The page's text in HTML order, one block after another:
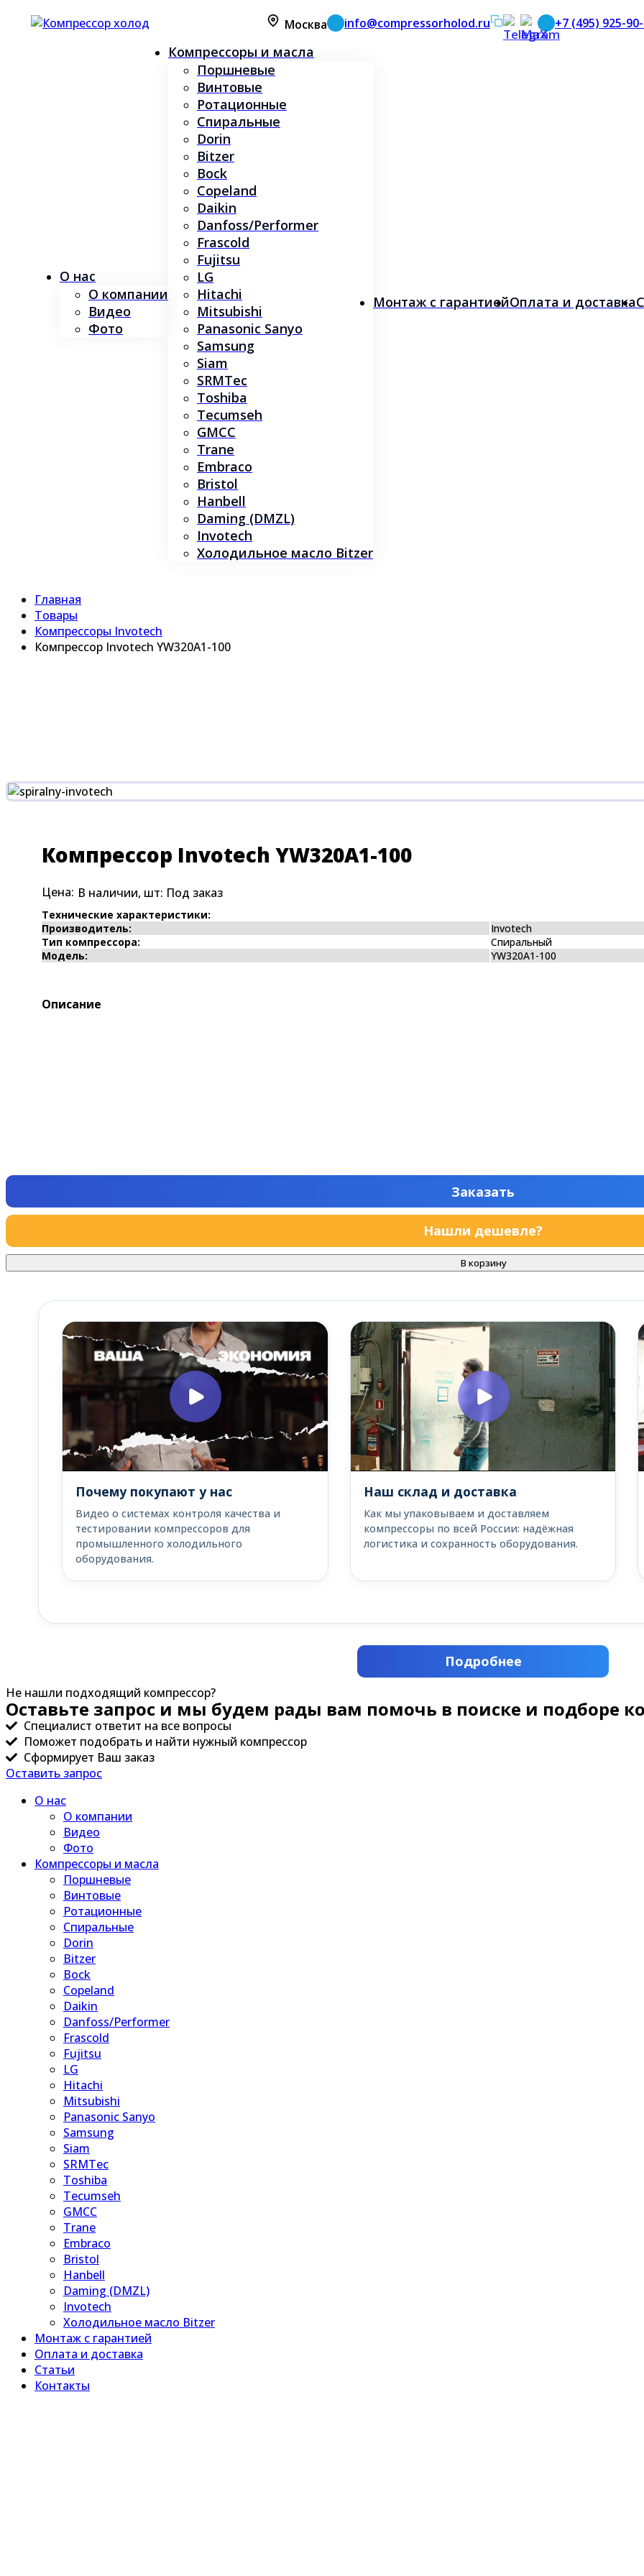
Москва info@compressorholod.ru +7 (495) 925-
О нас
О компании
Видео
Фото
Компрессоры и масла
Поршневые
Винтовые
Ротационные
Спиральные
Dorin
Bitzer
Bock
Copeland
Daikin
Danfoss/Performer
Frascold
Fujitsu
LG
Hitachi
Mitsubishi
Panasonic Sanyo
Samsung
Siam
SRMTec
Toshiba
Tecumseh
GMCC
Trane
Embraco
Bristol
Hanbell
Daming (DMZL)
Invotech
Холодильное масло Bitzer
Монтаж с гарантиейОплата и доставка
Главная
Товары
Компрессоры Invotech
Компрессор Invotech YW320A1-100
Компрессор Invotech YW320A1-100
Цена: В наличии, шт: Под заказ
Технические характеристики:
Производитель:
Invotech
Тип компрессора:
Спиральный
Модель:
YW320A1-100
Описание
Заказать
Нашли дешевле?
В корзину
Почему покупают у нас
Видео о системах контроля качества и
тестировании компрессоров для
промышленного холодильного
оборудования.
Наш склад и доставка
Как мы упаковываем и доставляем
компрессоры по всей России: надёжная
логистика и сохранность оборудования.
Подробнее
Не нашли подходящий компрессор?
Оставьте запрос и мы будем рады вам помочь в поиске и подборе
Специалист ответит на все вопросы
Поможет подобрать и найти нужный компрессор
Сформирует Ваш заказ
Оставить запрос
О нас
О компании
Видео
Фото
Компрессоры и масла
Поршневые
Винтовые
Ротационные
Спиральные
Dorin
Bitzer
Bock
Copeland
Daikin
Danfoss/Performer
Frascold
Fujitsu
LG
Hitachi
Mitsubishi
Panasonic Sanyo
Samsung
Siam
SRMTec
Toshiba
Tecumseh
GMCC
Trane
Embraco
Bristol
Hanbell
Daming (DMZL)
Invotech
Холодильное масло Bitzer
Монтаж с гарантией
Оплата и доставка
Статьи
Контакты